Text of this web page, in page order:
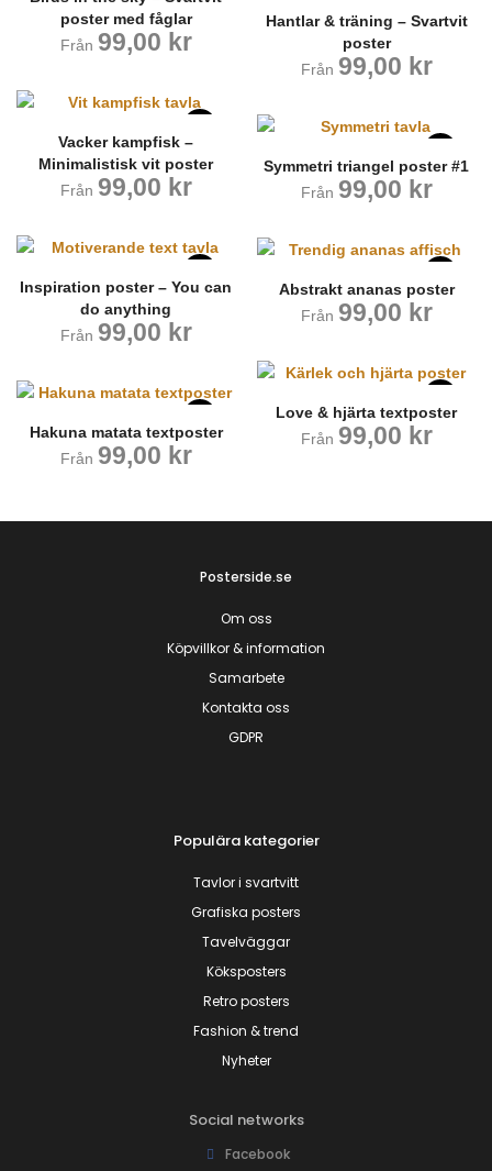
poster med fåglar
Från 99,00 kr
Hantlar & träning – Svartvit
poster
Från 99,00 kr
Vacker kampfisk –
Minimalistisk vit poster
Från 99,00 kr
Symmetri triangel poster #1
Från 99,00 kr
Inspiration poster – You can
do anything
Från 99,00 kr
Abstrakt ananas poster
Från 99,00 kr
Love & hjärta textposter
Från 99,00 kr
Hakuna matata textposter
Från 99,00 kr
Posterside.se
Om oss
Köpvillkor & information
Samarbete
Kontakta oss
GDPR
Populära kategorier
Tavlor i svartvitt
Grafiska posters
Tavelväggar
Köksposters
Retro posters
Fashion & trend
Nyheter
Social networks
Facebook